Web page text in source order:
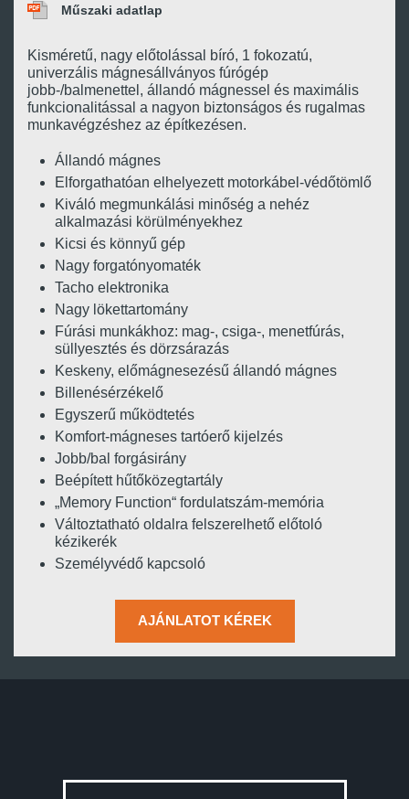
Műszaki adatlap
Kisméretű, nagy előtolással bíró, 1 fokozatú,
univerzális mágnesállványos fúrógép
jobb-/balmenettel, állandó mágnessel és maximális
funkcionalitással a nagyon biztonságos és rugalmas
munkavégzéshez az építkezésen.
Állandó mágnes
Elforgathatóan elhelyezett motorkábel-védőtömlő
Kiváló megmunkálási minőség a nehéz
alkalmazási körülményekhez
Kicsi és könnyű gép
Nagy forgatónyomaték
Tacho elektronika
Nagy lökettartomány
Fúrási munkákhoz: mag-, csiga-, menetfúrás,
süllyesztés és dörzsárazás
Keskeny, előmágnesezésű állandó mágnes
Billenésérzékelő
Egyszerű működtetés
Komfort-mágneses tartóerő kijelzés
Jobb/bal forgásirány
Beépített hűtőközegtartály
„Memory Function“ fordulatszám-memória
Változtatható oldalra felszerelhető előtoló
kézikerék
Személyvédő kapcsoló
AJÁNLATOT KÉREK